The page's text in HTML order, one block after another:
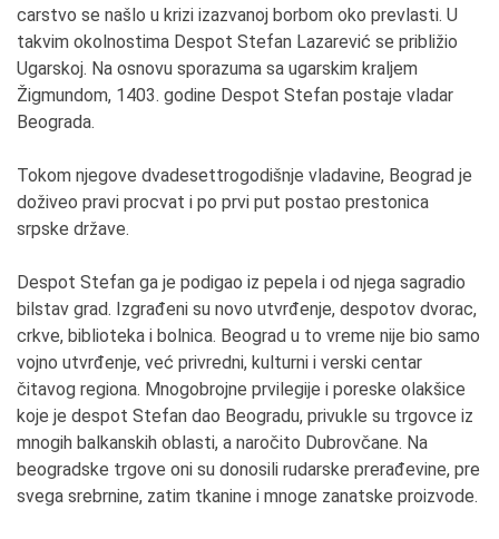
carstvo se našlo u krizi izazvanoj borbom oko prevlasti. U
takvim okolnostima Despot Stefan Lazarević se približio
Ugarskoj. Na osnovu sporazuma sa ugarskim kraljem
Žigmundom, 1403. godine Despot Stefan postaje vladar
Beograda.
Tokom njegove dvadesettrogodišnje vladavine, Beograd je
doživeo pravi procvat i po prvi put postao prestonica
srpske države.
Despot Stefan ga je podigao iz pepela i od njega sagradio
bilstav grad. Izgrađeni su novo utvrđenje, despotov dvorac,
crkve, biblioteka i bolnica. Beograd u to vreme nije bio samo
vojno utvrđenje, već privredni, kulturni i verski centar
čitavog regiona. Mnogobrojne prvilegije i poreske olakšice
koje je despot Stefan dao Beogradu, privukle su trgovce iz
mnogih balkanskih oblasti, a naročito Dubrovčane. Na
beogradske trgove oni su donosili rudarske prerađevine, pre
svega srebrnine, zatim tkanine i mnoge zanatske proizvode.